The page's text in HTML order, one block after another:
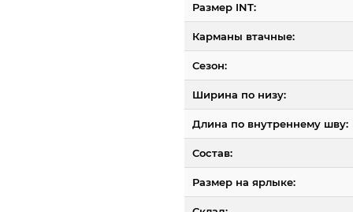
Размер INT:
Карманы втачные:
Сезон:
Ширина по низу:
Длина по внутреннему шву:
Состав:
Размер на ярлыке: